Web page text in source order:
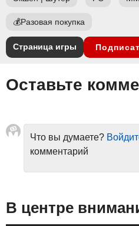
💰Разовая покупка
Страница игры
Оставьте
Что вы думаете?
комментарий
В центре